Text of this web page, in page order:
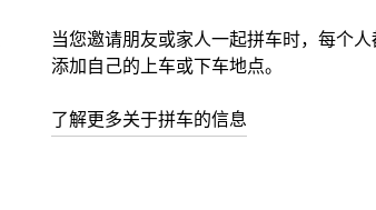
当您邀请朋友或家人一起拼车时，每个人
添加自己的上车或下车地点。
了解更多关于拼车的信息